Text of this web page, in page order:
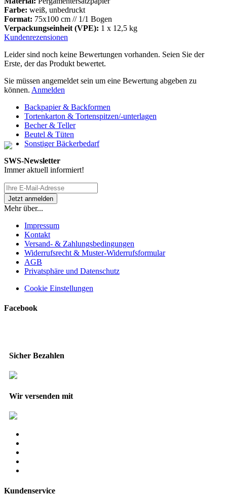
Farbe: weiß, unbedruckt
Format: 75x100 cm // 1/1 Bogen
Verpackungseinheit (VPE): 1 x 12,5 kg
Kundenrezensionen
Leider sind noch keine Bewertungen vorhanden. Seien Sie der
Erste, der das Produkt bewertet.
Sie müssen angemeldet sein um eine Bewertung abgeben zu
können. Anmelden
Backpapier & Backformen
Tortenkarton & Tortenspitzen/-unterlagen
Becher & Teller
Beutel & Tüten
Sonstiger Bäckerbedarf
SWS-Newsletter
Immer aktuell informiert!
Mehr über...
Impressum
Kontakt
Versand- & Zahlungsbedingungen
Widerrufsrecht & Muster-Widerrufsformular
AGB
Privatsphäre und Datenschutz
Cookie Einstellungen
Facebook
Sicher Bezahlen
Wir versenden mit
Kundenservice